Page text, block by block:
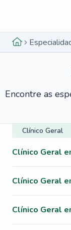
Encontre as
Clínico Geral
Clínico Geral
Clínico Geral
Clínico Geral